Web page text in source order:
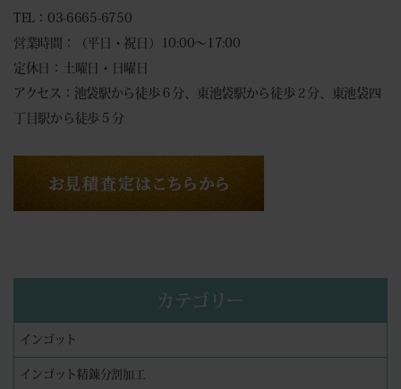
TEL：03-6665-6750
営業時間：（平日・祝日）10:00～17:00
定休日：土曜日・日曜日
アクセス：池袋駅から徒歩６分、東池袋駅から徒歩２分、東池袋四
丁目駅から徒歩５分
カテゴリー
インゴット
インゴット精錬分割加工